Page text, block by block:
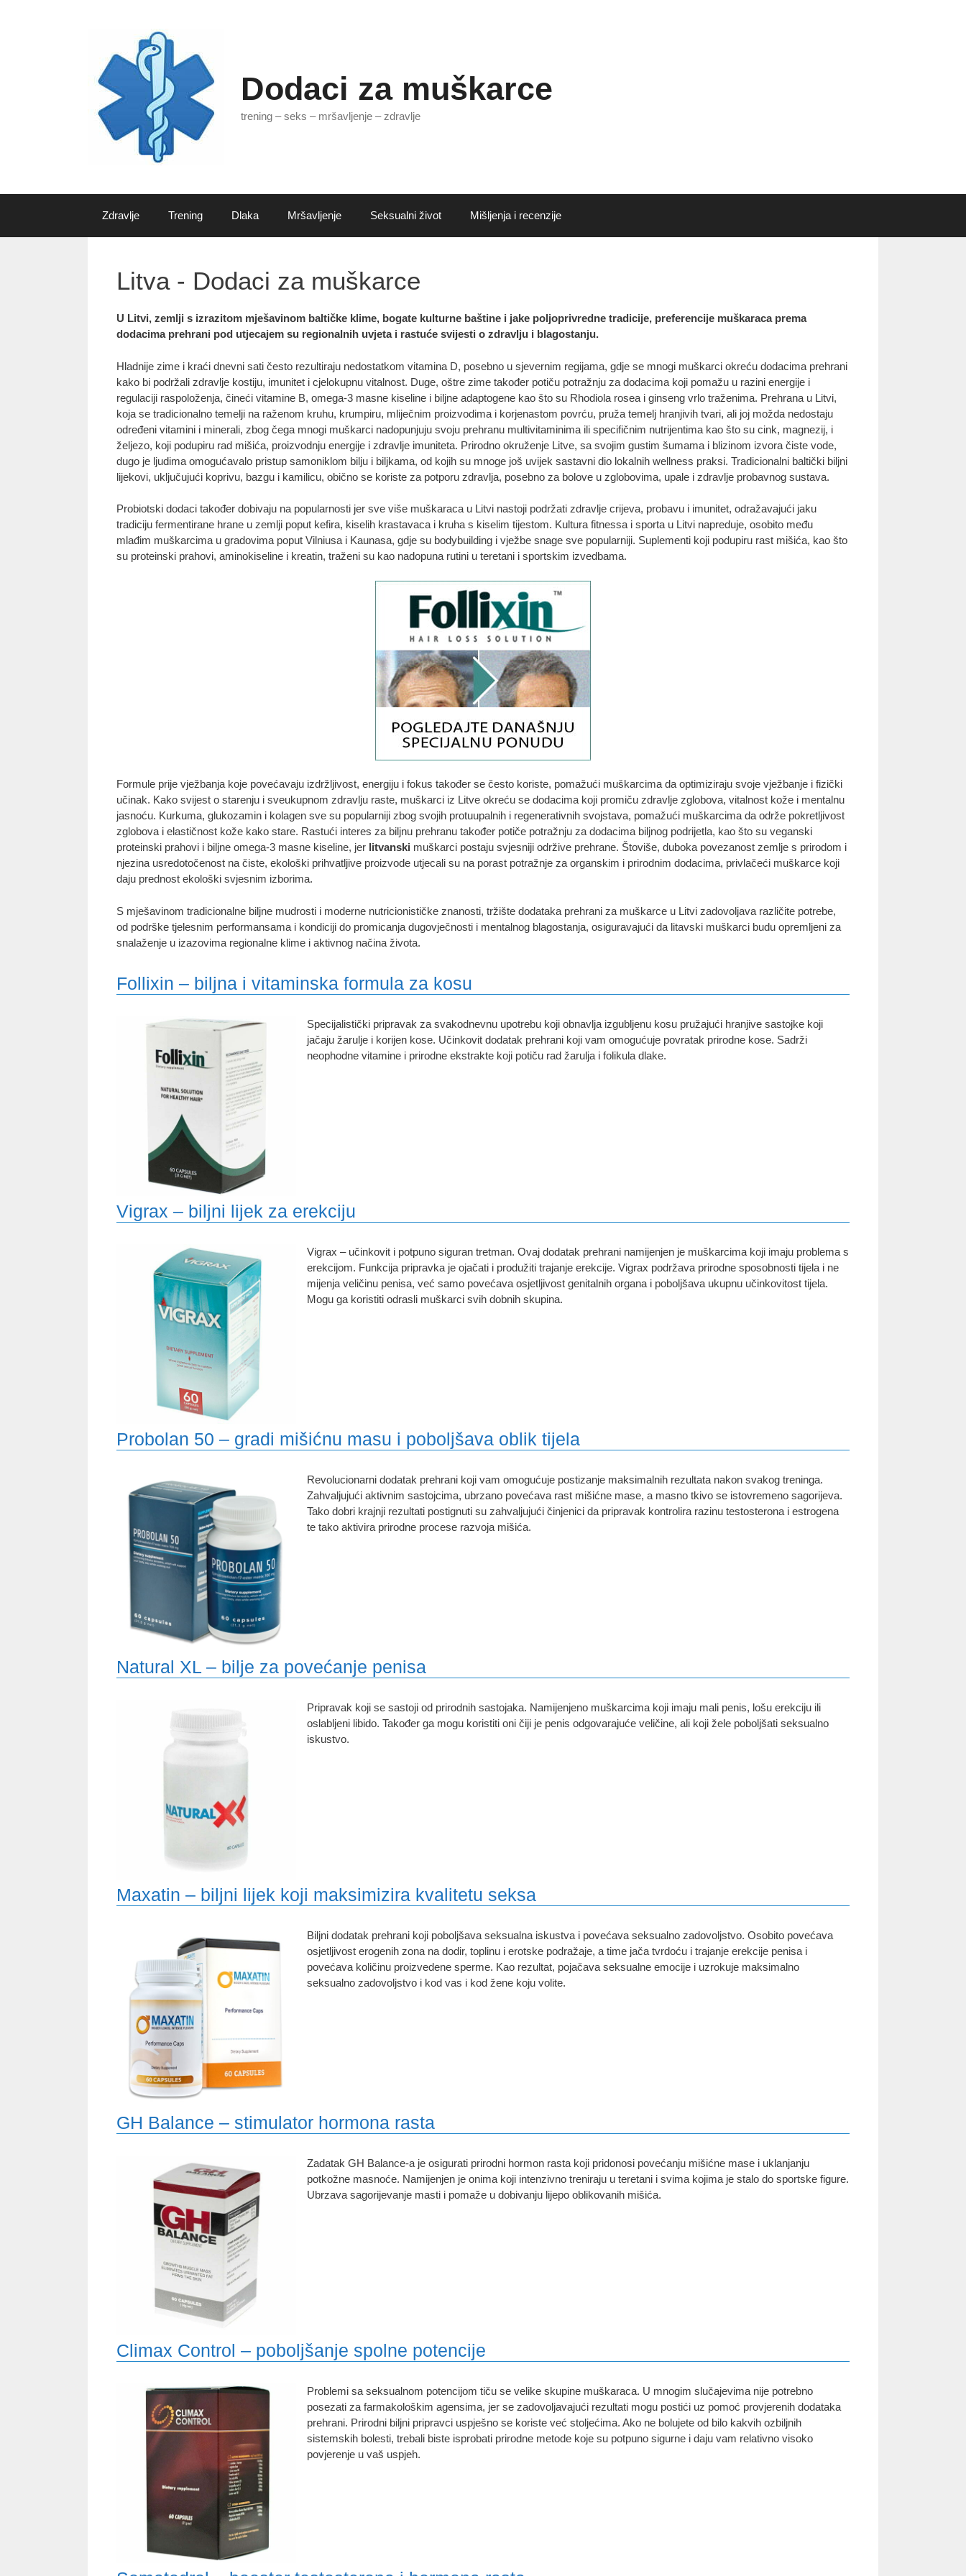
Dodaci za muškarce
trening – seks – mršavljenje – zdravlje
Zdravlje Trening Dlaka Mršavljenje Seksualni život Mišljenja i recenzije
Litva - Dodaci za muškarce
U Litvi, zemlji s izrazitom mješavinom baltičke klime, bogate kulturne baštine i jake poljoprivredne tradicije, preferencije muškaraca prema
dodacima prehrani pod utjecajem su regionalnih uvjeta i rastuće svijesti o zdravlju i blagostanju.
Hladnije zime i kraći dnevni sati često rezultiraju nedostatkom vitamina D, posebno u sjevernim regijama, gdje se mnogi muškarci okreću dodacima prehrani
kako bi podržali zdravlje kostiju, imunitet i cjelokupnu vitalnost. Duge, oštre zime također potiču potražnju za dodacima koji pomažu u razini energije i
regulaciji raspoloženja, čineći vitamine B, omega-3 masne kiseline i biljne adaptogene kao što su Rhodiola rosea i ginseng vrlo traženima. Prehrana u Litvi,
koja se tradicionalno temelji na raženom kruhu, krumpiru, mliječnim proizvodima i korjenastom povrću, pruža temelj hranjivih tvari, ali joj možda nedostaju
određeni vitamini i minerali, zbog čega mnogi muškarci nadopunjuju svoju prehranu multivitaminima ili specifičnim nutrijentima kao što su cink, magnezij, i
željezo, koji podupiru rad mišića, proizvodnju energije i zdravlje imuniteta. Prirodno okruženje Litve, sa svojim gustim šumama i blizinom izvora čiste vode,
dugo je ljudima omogućavalo pristup samoniklom bilju i biljkama, od kojih su mnoge još uvijek sastavni dio lokalnih wellness praksi. Tradicionalni baltički biljni
lijekovi, uključujući koprivu, bazgu i kamilicu, obično se koriste za potporu zdravlja, posebno za bolove u zglobovima, upale i zdravlje probavnog sustava.
Probiotski dodaci također dobivaju na popularnosti jer sve više muškaraca u Litvi nastoji podržati zdravlje crijeva, probavu i imunitet, odražavajući jaku
tradiciju fermentirane hrane u zemlji poput kefira, kiselih krastavaca i kruha s kiselim tijestom. Kultura fitnessa i sporta u Litvi napreduje, osobito među
mlađim muškarcima u gradovima poput Vilniusa i Kaunasa, gdje su bodybuilding i vježbe snage sve popularniji. Suplementi koji podupiru rast mišića, kao što
su proteinski prahovi, aminokiseline i kreatin, traženi su kao nadopuna rutini u teretani i sportskim izvedbama.
Formule prije vježbanja koje povećavaju izdržljivost, energiju i fokus također se često koriste, pomažući muškarcima da optimiziraju svoje vježbanje i fizički
učinak. Kako svijest o starenju i sveukupnom zdravlju raste, muškarci iz Litve okreću se dodacima koji promiču zdravlje zglobova, vitalnost kože i mentalnu
jasnoću. Kurkuma, glukozamin i kolagen sve su popularniji zbog svojih protuupalnih i regenerativnih svojstava, pomažući muškarcima da održe pokretljivost
zglobova i elastičnost kože kako stare. Rastući interes za biljnu prehranu također potiče potražnju za dodacima biljnog podrijetla, kao što su veganski
proteinski prahovi i biljne omega-3 masne kiseline, jer litvanski muškarci postaju svjesniji održive prehrane. Štoviše, duboka povezanost zemlje s prirodom i
njezina usredotočenost na čiste, ekološki prihvatljive proizvode utjecali su na porast potražnje za organskim i prirodnim dodacima, privlačeći muškarce koji
daju prednost ekološki svjesnim izborima.
S mješavinom tradicionalne biljne mudrosti i moderne nutricionističke znanosti, tržište dodataka prehrani za muškarce u Litvi zadovoljava različite potrebe,
od podrške tjelesnim performansama i kondiciji do promicanja dugovječnosti i mentalnog blagostanja, osiguravajući da litavski muškarci budu opremljeni za
snalaženje u izazovima regionalne klime i aktivnog načina života.
Follixin – biljna i vitaminska formula za kosu
Specijalistički pripravak za svakodnevnu upotrebu koji obnavlja izgubljenu kosu pružajući hranjive sastojke koji
jačaju žarulje i korijen kose. Učinkovit dodatak prehrani koji vam omogućuje povratak prirodne kose. Sadrži
neophodne vitamine i prirodne ekstrakte koji potiču rad žarulja i folikula dlake.
Vigrax – biljni lijek za erekciju
Vigrax – učinkovit i potpuno siguran tretman. Ovaj dodatak prehrani namijenjen je muškarcima koji imaju problema s
erekcijom. Funkcija pripravka je ojačati i produžiti trajanje erekcije. Vigrax podržava prirodne sposobnosti tijela i ne
mijenja veličinu penisa, već samo povećava osjetljivost genitalnih organa i poboljšava ukupnu učinkovitost tijela.
Mogu ga koristiti odrasli muškarci svih dobnih skupina.
Probolan 50 – gradi mišićnu masu i poboljšava oblik tijela
Revolucionarni dodatak prehrani koji vam omogućuje postizanje maksimalnih rezultata nakon svakog treninga.
Zahvaljujući aktivnim sastojcima, ubrzano povećava rast mišićne mase, a masno tkivo se istovremeno sagorijeva.
Tako dobri krajnji rezultati postignuti su zahvaljujući činjenici da pripravak kontrolira razinu testosterona i estrogena
te tako aktivira prirodne procese razvoja mišića.
Natural XL – bilje za povećanje penisa
Pripravak koji se sastoji od prirodnih sastojaka. Namijenjeno muškarcima koji imaju mali penis, lošu erekciju ili
oslabljeni libido. Također ga mogu koristiti oni čiji je penis odgovarajuće veličine, ali koji žele poboljšati seksualno
iskustvo.
Maxatin – biljni lijek koji maksimizira kvalitetu seksa
Biljni dodatak prehrani koji poboljšava seksualna iskustva i povećava seksualno zadovoljstvo. Osobito povećava
osjetljivost erogenih zona na dodir, toplinu i erotske podražaje, a time jača tvrdoću i trajanje erekcije penisa i
povećava količinu proizvedene sperme. Kao rezultat, pojačava seksualne emocije i uzrokuje maksimalno
seksualno zadovoljstvo i kod vas i kod žene koju volite.
GH Balance – stimulator hormona rasta
Zadatak GH Balance-a je osigurati prirodni hormon rasta koji pridonosi povećanju mišićne mase i uklanjanju
potkožne masnoće. Namijenjen je onima koji intenzivno treniraju u teretani i svima kojima je stalo do sportske figure.
Ubrzava sagorijevanje masti i pomaže u dobivanju lijepo oblikovanih mišića.
Climax Control – poboljšanje spolne potencije
Problemi sa seksualnom potencijom tiču ​​se velike skupine muškaraca. U mnogim slučajevima nije potrebno
posezati za farmakološkim agensima, jer se zadovoljavajući rezultati mogu postići uz pomoć provjerenih dodataka
prehrani. Prirodni biljni pripravci uspješno se koriste već stoljećima. Ako ne bolujete od bilo kakvih ozbiljnih
sistemskih bolesti, trebali biste isprobati prirodne metode koje su potpuno sigurne i daju vam relativno visoko
povjerenje u vaš uspjeh.